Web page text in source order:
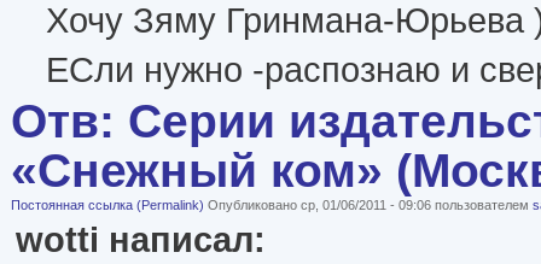
Хочу Зяму Гринмана-Юрьева
ЕСли нужно -распознаю и
Отв: Серии
«Снежный ком»
Постоянная ссылка (Permalink) Опубликовано ср, 01/06/2011 - 09:06 пользователем
wotti написал: